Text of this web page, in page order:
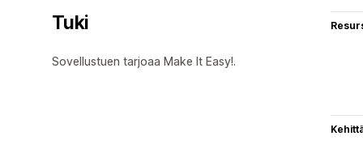
Tuki
Sovellustuen tarjoaa Make It Easy!.